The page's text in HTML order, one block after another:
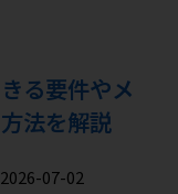
る要件やメ
法を解説
07-02